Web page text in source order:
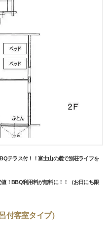
テラス付！！富士山の麓で別荘ライフを
値！BBQ利用料が無料に！！（お日にち限
付客室タイプ）